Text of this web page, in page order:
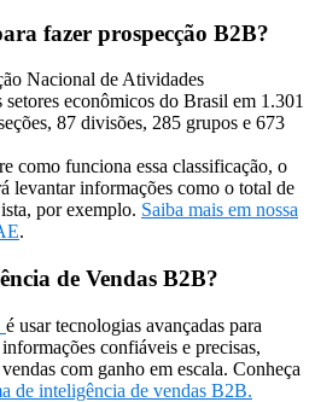
fazer prospecção B2B?
Nacional de Atividades
econômicos do Brasil em 1.301
87 divisões, 285 grupos e 673
como funciona essa classificação, o
levantar informações como o total de
por exemplo. Saiba mais em nossa
.
de Vendas B2B?
é usar tecnologias avançadas para
confiáveis e precisas,
com ganho em escala. Conheça
de inteligência de vendas B2B.